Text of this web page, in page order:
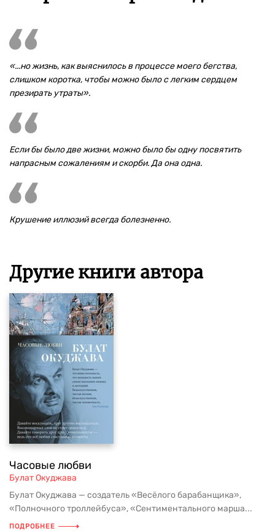
«...но жизнь, как выяснилось в процессе моего бегства,
слишком коротка, чтобы можно было с легким сердцем
презирать утраты».
Если бы было две жизни, можно было бы одну посвятить
напрасным сожалениям и скорби. Да она одна.
Крушение иллюзий всегда болезненно.
Другие книги автора
Часовые любви
Булат Окуджава
Булат Окуджава — создатель «Весёлого барабанщика»,
«Полночного троллейбуса», «Сентиментального марша...
ПОДРОБНЕЕ